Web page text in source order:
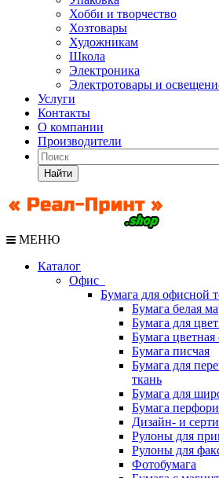
Хобби и творчество
Хозтовары
Художникам
Школа
Электроника
Электротовары и
Услуги
Контакты
О компании
Производители
Найти
МЕНЮ
Каталог
Офис
Бумага для офисной
Бумага белая
Бумага для
Бумага
Бумага писчая
Бумага для
ткань
Бумага для
Бумага
Дизайн- и
Рулоны для
Рулоны для
Фотобумага